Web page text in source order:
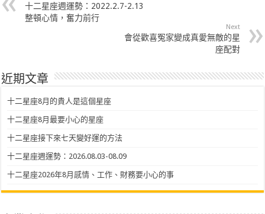
十二星座週運勢：2022.2.7-2.13
整頓心情，奮力前行
Next
會從歡喜冤家變成真愛無敵的星
座配對
近期文章
十二星座8月的貴人是這個星座
十二星座8月最要小心的星座
十二星座接下來七天變好運的方法
十二星座週運勢：2026.08.03-08.09
十二星座2026年8月感情、工作、財務要小心的事